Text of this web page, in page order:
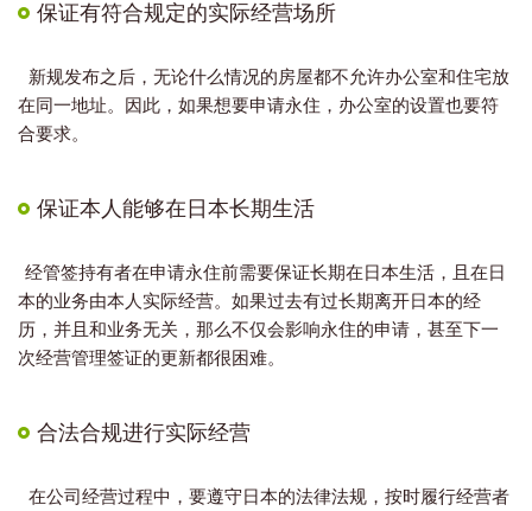
保证有符合规定的实际经营场所
新规发布之后，无论什么情况的房屋都不允许办公室和住宅放
在同一地址。因此，如果想要申请永住，办公室的设置也要符
合要求。
保证本人能够在日本长期生活
经管签持有者在申请永住前需要保证长期在日本生活，且在日
本的业务由本人实际经营。如果过去有过长期离开日本的经
历，并且和业务无关，那么不仅会影响永住的申请，甚至下一
次经营管理签证的更新都很困难。
合法合规进行实际经营
在公司经营过程中，要遵守日本的法律法规，按时履行经营者